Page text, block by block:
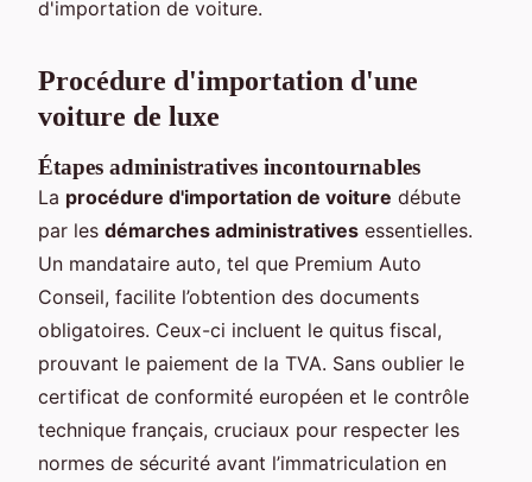
d'importation de voiture.
Procédure d'importation d'une
voiture de luxe
Étapes administratives incontournables
La procédure d'importation de voiture débute
par les démarches administratives essentielles.
Un mandataire auto, tel que Premium Auto
Conseil, facilite l’obtention des documents
obligatoires. Ceux-ci incluent le quitus fiscal,
prouvant le paiement de la TVA. Sans oublier le
certificat de conformité européen et le contrôle
technique français, cruciaux pour respecter les
normes de sécurité avant l’immatriculation en